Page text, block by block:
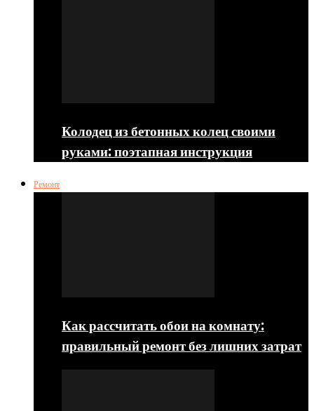
Колодец из бетонных колец своими
руками: поэтапная инструкция
Ремонт
Как рассчитать обои на комнату:
правильный ремонт без лишних затрат